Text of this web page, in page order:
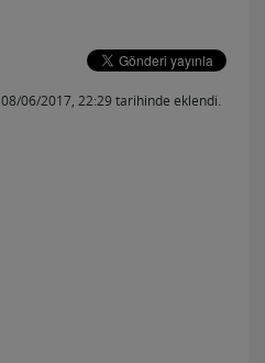
08/06/2017, 22:29 tarihinde eklendi.